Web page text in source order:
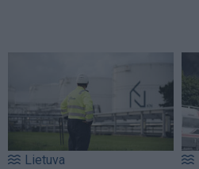
Lietuva